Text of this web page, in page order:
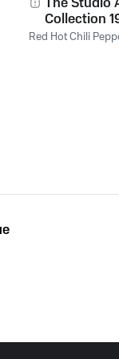
Collection
2011
Red Hot Chili